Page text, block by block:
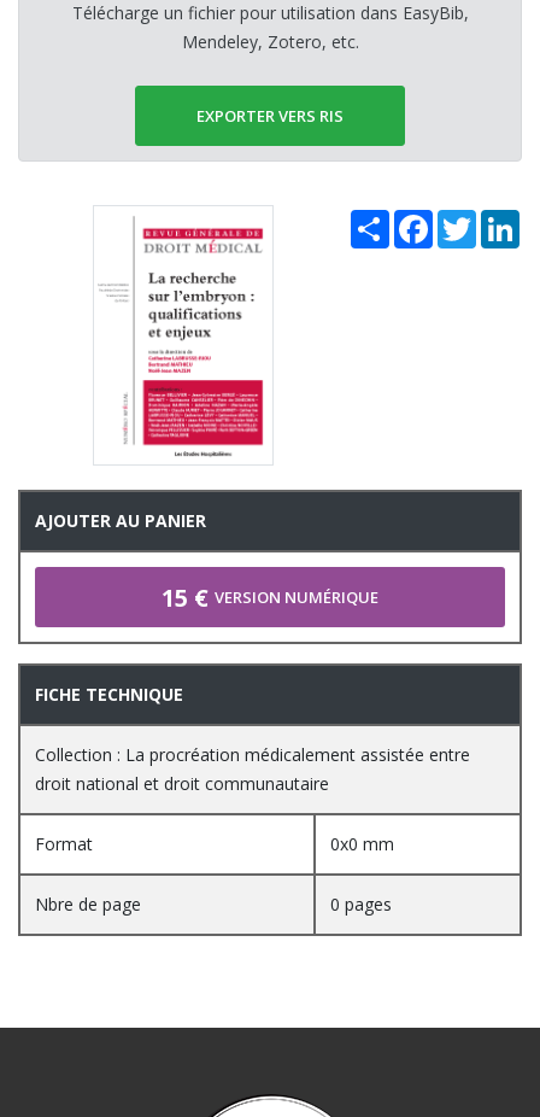
Télécharge un fichier pour utilisation dans EasyBib,
Mendeley, Zotero, etc.
EXPORTER VERS RIS
Share Facebook
Twitter
AJOUTER AU PANIER
15 € VERSION NUMÉRIQUE
FICHE TECHNIQUE
Collection : La procréation médicalement assistée entre
droit national et droit communautaire
Format 0x0 mm
Nbre de page 0 pages